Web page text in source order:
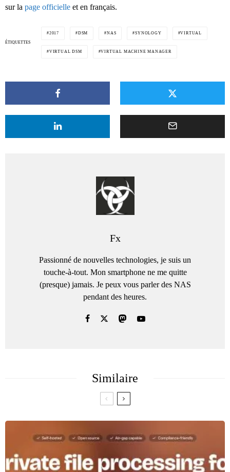
sur la page officielle et en français.
ÉTIQUETTES
2017 DSM NAS SYNOLOGY VIRTUAL
VIRTUAL DSM VIRTUAL MACHINE MANAGER
Fx
Passionné de nouvelles technologies, je suis un
touche-à-tout. Mon smartphone ne me quitte
(presque) jamais. Je peux vous parler des NAS
pendant des heures.
Similaire